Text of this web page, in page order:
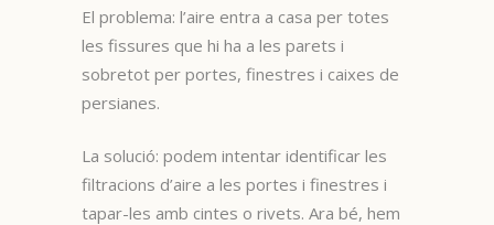
El problema: l’aire entra a casa per totes
les fissures que hi ha a les parets i
sobretot per portes, finestres i caixes de
persianes.
La solució: podem intentar identificar les
filtracions d’aire a les portes i finestres i
tapar-les amb cintes o rivets. Ara bé, hem